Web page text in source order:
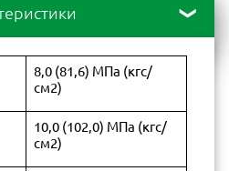
8,0 (81,6) МПа (кгс/
см2)
10,0 (102,0) МПа (кгс/
см2)